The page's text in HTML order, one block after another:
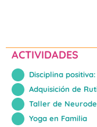
ACTIVIDADES
Disciplina
Adquisición de
Taller de
Yoga en Familia